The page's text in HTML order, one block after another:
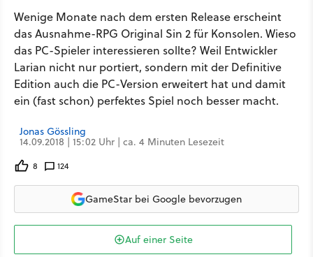
Wenige Monate nach dem ersten Release erscheint
das Ausnahme-RPG Original Sin 2 für Konsolen. Wieso
das PC-Spieler interessieren sollte? Weil Entwickler
Larian nicht nur portiert, sondern mit der Definitive
Edition auch die PC-Version erweitert hat und damit
ein (fast schon) perfektes Spiel noch besser macht.
Jonas Gössling
14.09.2018 | 15:02 Uhr | ca. 4 Minuten Lesezeit
8 124
GameStar bei Google bevorzugen
Auf einer Seite